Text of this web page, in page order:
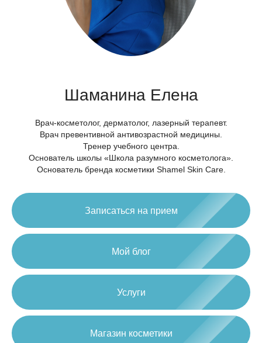
Шаманина Елена
Врач-косметолог, дерматолог, лазерный терапевт.
Врач превентивной антивозрастной медицины.
Тренер учебного центра.
Основатель школы «Школа разумного косметолога».
Основатель бренда косметики Shamel Skin Care.
Записаться на прием
Мой блог
Услуги
Магазин косметики